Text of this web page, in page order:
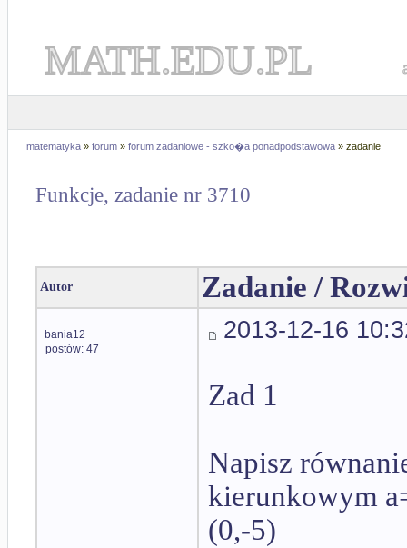
MATH.EDU.PL
matematyka » forum » forum zadaniowe - szko�a ponadpodstawowa » zadanie
Funkcje, zadanie nr 3710
Autor Zadanie /
bania12
postów: 47
2013-12-16
Zad 1
Napisz
kierunkowym
(0,-5)